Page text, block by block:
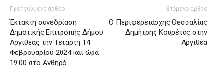
Προηγούμενο άρθρο
Έκτακτη συνεδρίαση
Δημοτικής Επιτροπής Δήμου
Αργιθέας την Τετάρτη 14
Φεβρουαρίου 2024 και ώρα
19:00 στο Ανθηρό
Επόμενο άρθρο
Ο Περιφερειάρχης Θεσσαλίας
Δημήτρης Κουρέτας στην
Αργιθέα